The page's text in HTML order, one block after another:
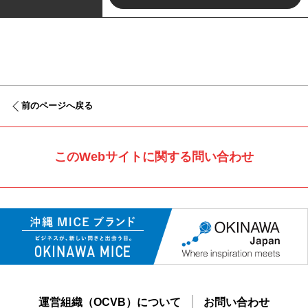
前のページへ戻る
このWebサイトに関する問い合わせ
運営組織（OCVB）について お問い合わせ